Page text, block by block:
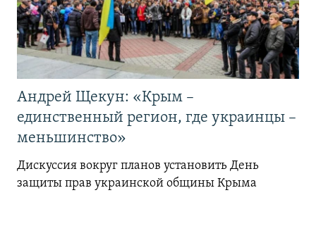
Андрей Щекун: «Крым –
единственный регион, где украинцы –
меньшинство»
Дискуссия вокруг планов установить День
защиты прав украинской общины Крыма